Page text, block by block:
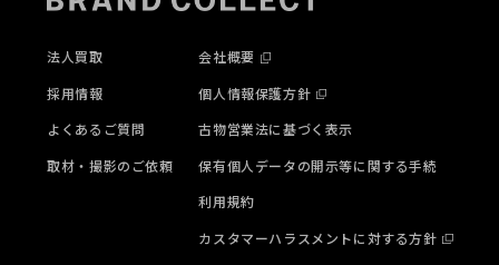
法人買取
採用情報
よくあるご質問
取材・撮影のご依頼
会社概要
個人情報保護方針
古物営業法に基づく表示
保有個人データの開示等に関する手続
利用規約
カスタマーハラスメントに対する方針